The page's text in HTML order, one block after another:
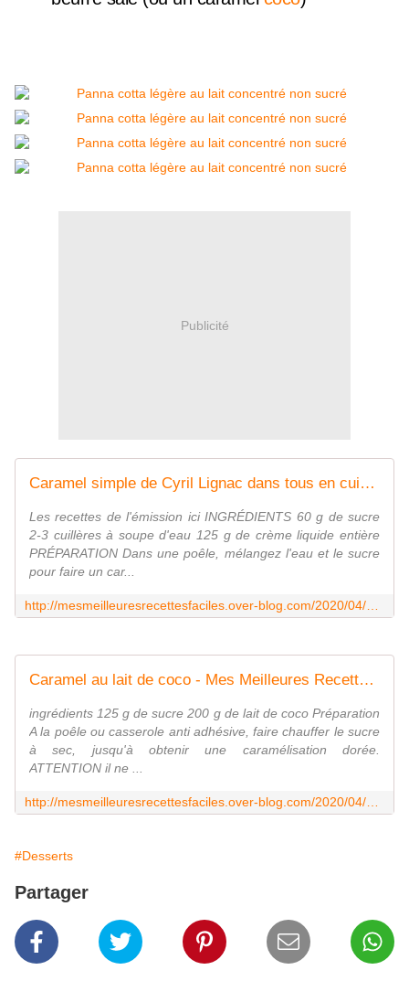
Publicité
Caramel simple de Cyril Lignac dans tous en cuisine - Mes Meilleures Recettes Faciles
Les recettes de l'émission ici INGRÉDIENTS 60 g de sucre
2-3 cuillères à soupe d'eau 125 g de crème liquide entière
PRÉPARATION Dans une poêle, mélangez l'eau et le sucre
pour faire un car...
Caramel au lait de coco - Mes Meilleures Recettes Faciles
ingrédients 125 g de sucre 200 g de lait de coco Préparation
A la poêle ou casserole anti adhésive, faire chauffer le sucre
à sec, jusqu'à obtenir une caramélisation dorée.
ATTENTION il ne ...
#Desserts
Partager